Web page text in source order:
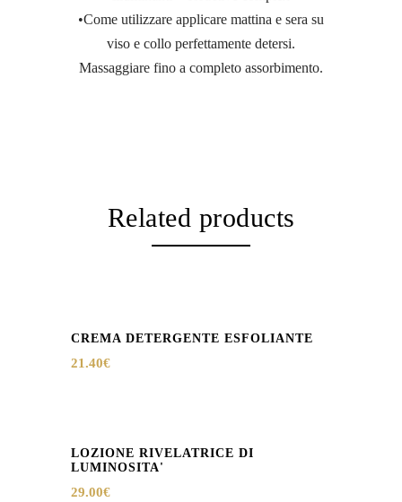
•Come utilizzare applicare mattina e sera su
viso e collo perfettamente detersi.
Massaggiare fino a completo assorbimento.
Related products
CREMA DETERGENTE ESFOLIANTE
21.40€
LOZIONE RIVELATRICE DI
LUMINOSITA'
29.00€